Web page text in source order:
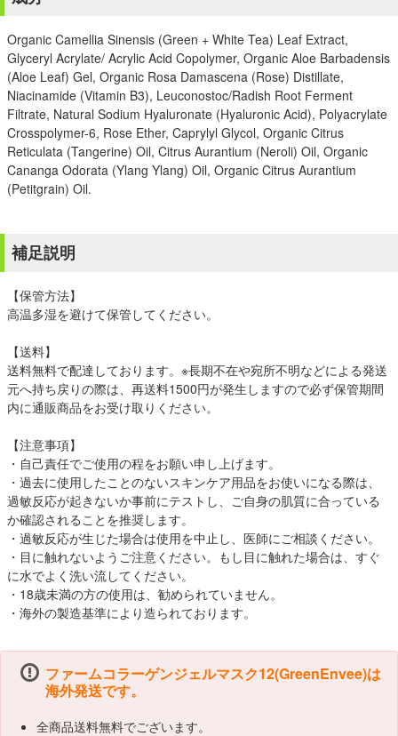
Organic Camellia Sinensis (Green + White Tea) Leaf Extract,
Glyceryl Acrylate/ Acrylic Acid Copolymer, Organic Aloe Barbadensis
(Aloe Leaf) Gel, Organic Rosa Damascena (Rose) Distillate,
Niacinamide (Vitamin B3), Leuconostoc/Radish Root Ferment
Filtrate, Natural Sodium Hyaluronate (Hyaluronic Acid), Polyacrylate
Crosspolymer-6, Rose Ether, Caprylyl Glycol, Organic Citrus
Reticulata (Tangerine) Oil, Citrus Aurantium (Neroli) Oil, Organic
Cananga Odorata (Ylang Ylang) Oil, Organic Citrus Aurantium
(Petitgrain) Oil.
補足説明
【保管方法】
高温多湿を避けて保管してください。
【送料】
送料無料で配達しております。※長期不在や宛所不明などによる発送
元へ持ち戻りの際は、再送料1500円が発生しますので必ず保管期間
内に通販商品をお受け取りください。
【注意事項】
・自己責任でご使用の程をお願い申し上げます。
・過去に使用したことのないスキンケア用品をお使いになる際は、
過敏反応が起きないか事前にテストし、ご自身の肌質に合っている
か確認されることを推奨します。
・過敏反応が生じた場合は使用を中止し、医師にご相談ください。
・目に触れないようご注意ください。もし目に触れた場合は、すぐ
に水でよく洗い流してください。
・18歳未満の方の使用は、勧められていません。
・海外の製造基準により造られております。
ファームコラーゲンジェルマスク12(GreenEnvee)は
海外発送です。
全商品送料無料でございます。